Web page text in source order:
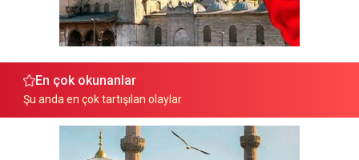
En çok okunanlar
Şu anda en çok tartışılan olaylar